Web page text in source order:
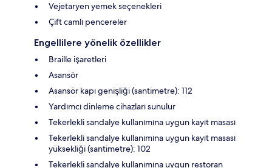
Vejetaryen yemek seçenekleri
Çift camlı pencereler
Engellilere yönelik özellikler
Braille işaretleri
Asansör
Asansör kapı genişliği (santimetre): 112
Yardımcı dinleme cihazları sunulur
Tekerlekli sandalye kullanımına uygun kayıt masası
Tekerlekli sandalye kullanımına uygun kayıt masası
yüksekliği (santimetre): 102
Tekerlekli sandalye kullanımına uygun restoran